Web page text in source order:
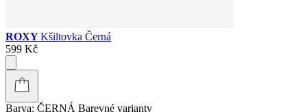
ROXYKšiltovka Černá
599 Kč
Barva: ČERNÁ Barevné varianty